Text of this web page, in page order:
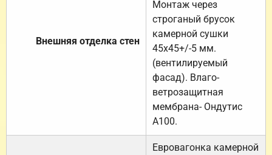
Внешняя отделка стен
Монтаж через
строганый брусок
камерной сушки
45х45+/-5 мм.
(вентилируемый
фасад). Влаго-
ветрозащитная
мембрана- Ондутис
А100.
Евровагонка камерной